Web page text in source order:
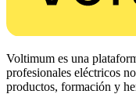
Voltimum es una
profesionales eléctricos
productos, formación y